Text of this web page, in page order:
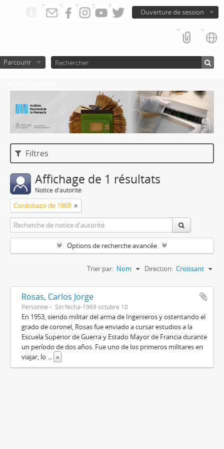
Ouverture de session
Parcourir
Filtres
Affichage de 1 résultats
Notice d'autorité
Cordobazo de 1969
Options de recherche avancée
Trier par: Nom Direction: Croissant
Rosas, Carlos Jorge
Personne Sin fecha-1969 octubre 10
En 1953, siendo militar del arma de Ingenieros y ostentando el
grado de coronel, Rosas fue enviado a cursar estudios a la
Escuela Superior de Guerra y Estado Mayor de Francia durante
un período de dos años. Fue uno de los primeros militares en
viajar, lo ... »